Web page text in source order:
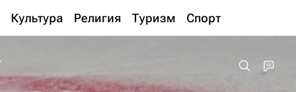
Культура Религия Туризм Спорт